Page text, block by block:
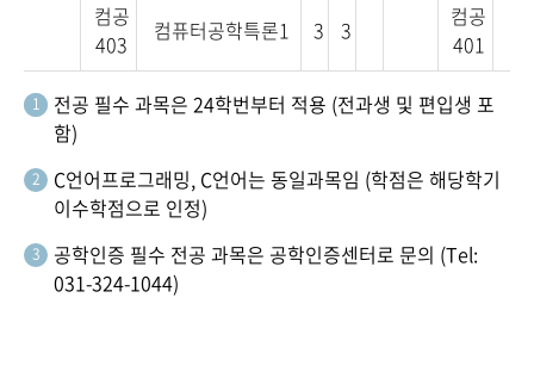
컴공
403
컴퓨터공학특론1 3 3
컴공
401
1
전공 필수 과목은 24학번부터 적용 (전과생 및 편입생 포
함)
2
C언어프로그래밍, C언어는 동일과목임 (학점은 해당학기
이수학점으로 인정)
3
공학인증 필수 전공 과목은 공학인증센터로 문의 (Tel:
031-324-1044)